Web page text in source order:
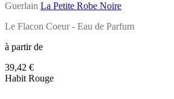
Guerlain La Petite Robe Noire
Le Flacon Coeur - Eau de Parfum
à partir de
39,42 €
Habit Rouge